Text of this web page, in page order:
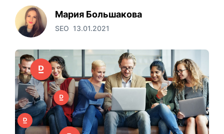
Мария Большакова
SEO 13.01.2021